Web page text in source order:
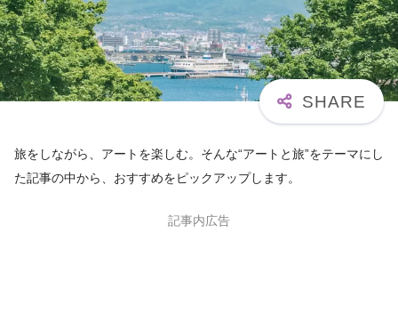
旅をしながら、アートを楽しむ。そんな“アートと旅”をテーマにし
た記事の中から、おすすめをピックアップします。
記事内広告